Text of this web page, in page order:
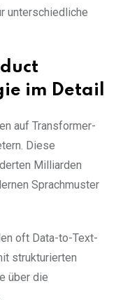
unterschiedliche
im Detail
auf Transformer-
Diese
Milliarden
Sprachmuster
oft Data-to-Text-
strukturierten
über die